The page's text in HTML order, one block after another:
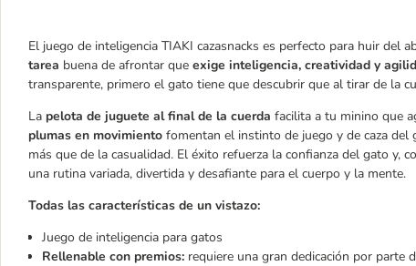
El juego de inteligencia TIAKI cazasnacks es perfecto para huir del
tarea buena de afrontar que exige inteligencia, creatividad y
transparente, primero el gato tiene que descubrir que al tirar de la
La pelota de juguete al final de la cuerda facilita a tu minino que
plumas en movimiento fomentan el instinto de juego y de caza del
más que de la casualidad. El éxito refuerza la confianza del gato y,
una rutina variada, divertida y desafiante para el cuerpo y la mente.
Todas las características de un vistazo:
Juego de inteligencia para gatos
Rellenable con premios: requiere una gran dedicación por